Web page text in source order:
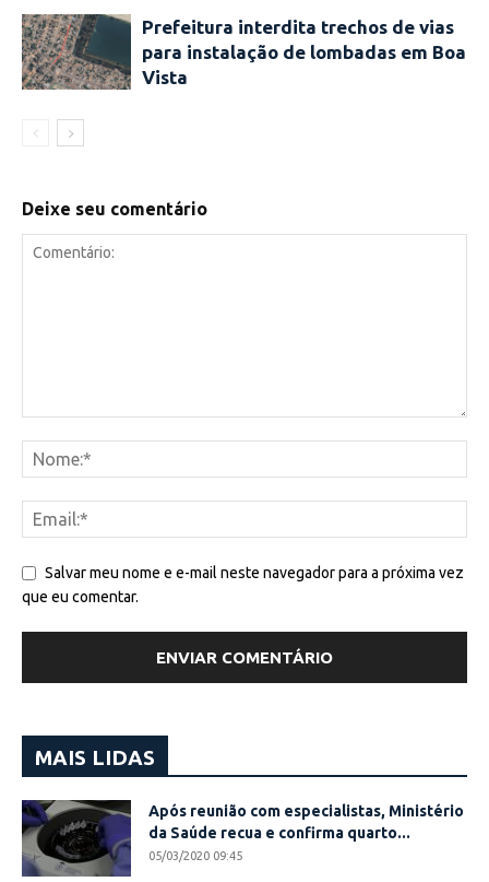
Prefeitura interdita trechos de vias
para instalação de lombadas em Boa
Vista
Deixe seu comentário
Salvar meu nome e e-mail neste navegador para a próxima vez
que eu comentar.
MAIS LIDAS
Após reunião com especialistas, Ministério
da Saúde recua e confirma quarto...
05/03/2020 09:45